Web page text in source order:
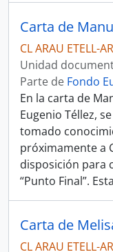
CL ARAU ETELL-
Unidad
Parte de Fondo
En la carta de
Eugenio Téllez,
tomado
próximamente a
disposición para
“Punto Final”.
Carta de
CL ARAU ETELL-